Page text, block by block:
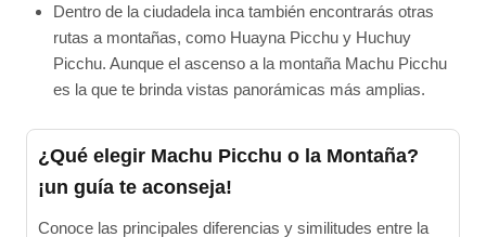
Dentro de la ciudadela inca también encontrarás otras
rutas a montañas, como Huayna Picchu y Huchuy
Picchu. Aunque el ascenso a la montaña Machu Picchu
es la que te brinda vistas panorámicas más amplias.
¿Qué elegir Machu Picchu o la Montaña?
¡un guía te aconseja!
Conoce las principales diferencias y similitudes entre la